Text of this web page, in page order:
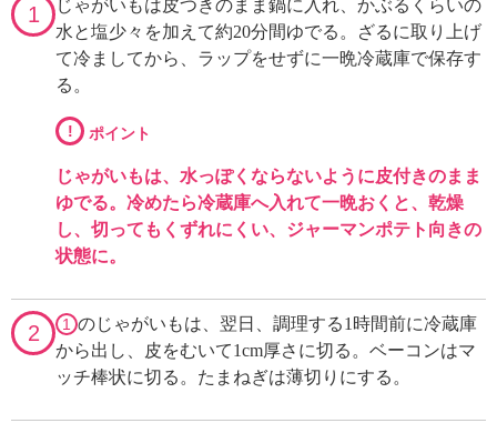
1
じゃがいもは皮つきのまま鍋に入れ、かぶるくらいの
水と塩少々を加えて約20分間ゆでる。ざるに取り上げ
て冷ましてから、ラップをせずに一晩冷蔵庫で保存す
る。
! ポイント
じゃがいもは、水っぽくならないように皮付きのまま
ゆでる。冷めたら冷蔵庫へ入れて一晩おくと、乾燥
し、切ってもくずれにくい、ジャーマンポテト向きの
状態に。
2 1 のじゃがいもは、翌日、調理する1時間前に冷蔵庫
から出し、皮をむいて1cm厚さに切る。ベーコンはマ
ッチ棒状に切る。たまねぎは薄切りにする。